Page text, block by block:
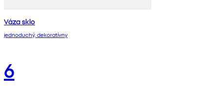
Váza sklo
jednoduchý, dekoratívny
6